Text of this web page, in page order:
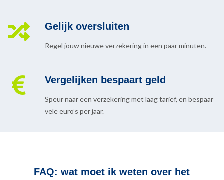
Gelijk oversluiten
Regel jouw nieuwe verzekering in een paar minuten.
Vergelijken bespaart geld
Speur naar een verzekering met laag tarief, en bespaar
vele euro’s per jaar.
FAQ: wat moet ik weten over het